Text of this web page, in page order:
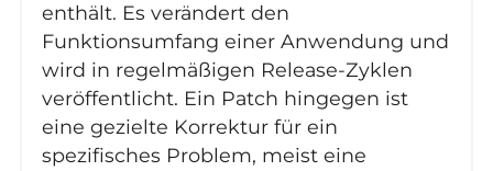
enthält. Es verändert den
Funktionsumfang einer Anwendung und
wird in regelmäßigen Release-Zyklen
veröffentlicht. Ein Patch hingegen ist
eine gezielte Korrektur für ein
spezifisches Problem, meist eine